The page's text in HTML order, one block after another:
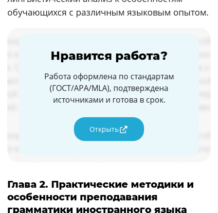
обучающихся с различным языковым опытом.
Нравится работа?
Работа оформлена по стандартам
(ГОСТ/APA/MLA), подтверждена
источниками и готова в срок.
Открыть
Глава 2. Практические методики и
особенности преподавания
грамматики иностранного языка